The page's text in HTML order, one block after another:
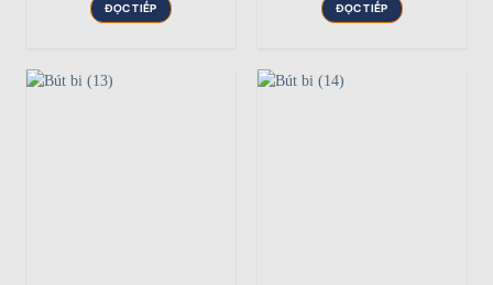
ĐỌC TIẾP ĐỌC TIẾP